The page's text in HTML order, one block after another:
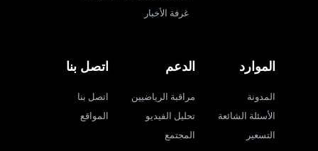
غرفة الأخبار
الموارد
المدونة
الأسئلة الشائعة
التسعير
الدعم
مراقبة الرياضيين
تحليل الفيديو
المجتمع
اتصل بنا
اتصل بنا
المواقع